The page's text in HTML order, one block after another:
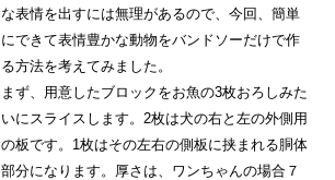
な表情を出すには無理があるので、今回、簡単
にできて表情豊かな動物をバンドソーだけで作
る方法を考えてみました。
まず、用意したブロックをお魚の3枚おろしみた
いにスライスします。2枚は犬の右と左の外側用
の板です。1枚はその左右の側板に挟まれる胴体
部分になります。厚さは、ワンちゃんの場合７